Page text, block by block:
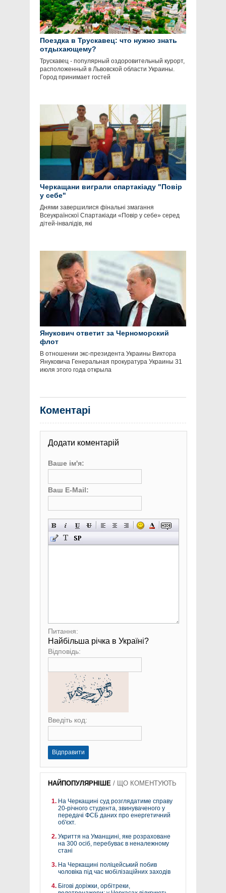
Поездка в Трускавец: что нужно знать
отдыхающему?
Трускавец - популярный оздоровительный курорт,
расположенный в Львовской области Украины.
Город принимает гостей
Черкащани виграли спартакіаду "Повір
у себе"
Днями завершилися фінальні змагання
Всеукраїнскої Спартакіади «Повір у себе» серед
дітей-інвалідів, які
Янукович ответит за Черноморский
флот
В отношении экс-президента Украины Виктора
Януковича Генеральная прокуратура Украины 31
июля этого года открыла
Коментарі
Додати коментарій
Ваше ім'я:
Ваш E-Mail:
Питання:
Найбільша річка в Україні?
Відповідь:
Введіть код:
Відправити
НАЙПОПУЛЯРНІШЕ / ЩО КОМЕНТУЮТЬ
На Черкащині суд розглядатиме справу
20-річного студента, звинуваченого у
передачі ФСБ даних про енергетичний
об'єкт.
Укриття на Уманщині, яке розраховане
на 300 осіб, перебуває в неналежному
стані
На Черкащині поліцейський побив
чоловіка під час мобілізаційних заходів
Бігові доріжки, орбітреки,